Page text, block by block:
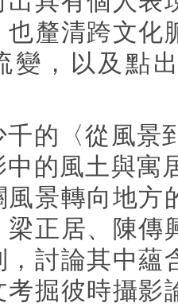
也釐清跨文化
變，以及點
〈從風景
中的風土與寓
風景轉向地方
梁正居、陳傳
，討論其中蘊
考掘彼時攝影